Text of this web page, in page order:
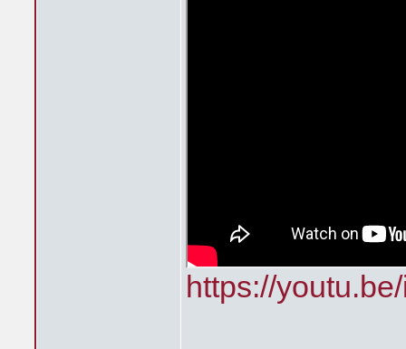
https://